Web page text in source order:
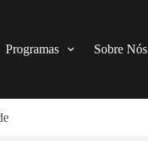
Programas Sobre Nós